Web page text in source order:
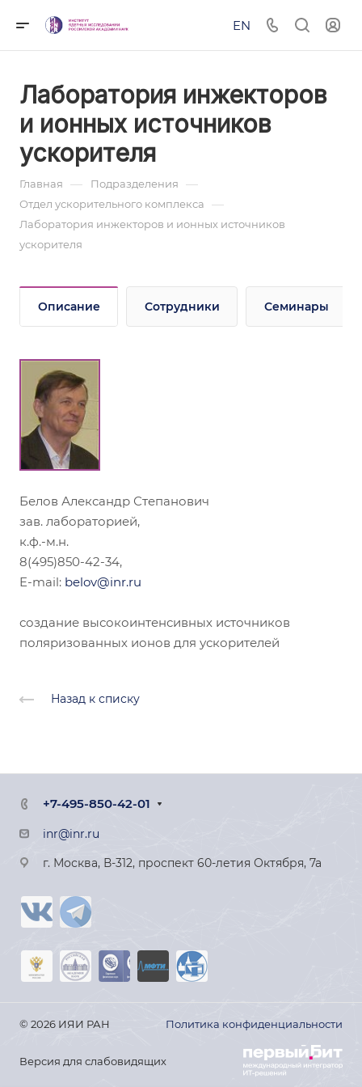
EN
Лаборатория инжекторов
и ионных источников
ускорителя
Главная — Подразделения —
Отдел ускорительного комплекса —
Лаборатория инжекторов и ионных источников
ускорителя
Описание Сотрудники Семинары
Белов Александр Степанович
зав. лабораторией,
к.ф.-м.н.
8(495)850-42-34,
E-mail: belov@inr.ru
создание высокоинтенсивных источников
поляризованных ионов для ускорителей
Назад к списку
+7-495-850-42-01
inr@inr.ru
г. Москва, В-312, проспект 60-летия Октября, 7а
© 2026 ИЯИ РАН Политика конфиденциальности
Версия для слабовидящих